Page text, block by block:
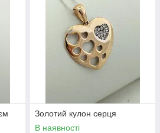
Золотий кулон серця
В наявності